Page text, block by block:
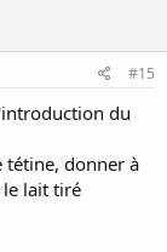
#15
du
tétine, donner à
lait tiré